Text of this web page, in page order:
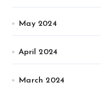
May 2024
April 2024
March 2024